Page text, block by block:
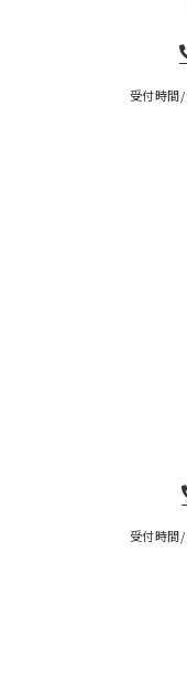
受付時間
受付時間